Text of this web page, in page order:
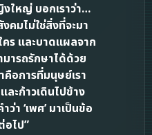
ใหญ่ บอกเราว่า…
คมไม่ใช่สิ่งที่จะมา
คร และบาดแผลจาก
มารถรักษาได้ด้วย
อการที่มนุษย์เรา
ละก้าวเดินไปข้าง
า ‘เพศ’ มาเป็นข้อ
อไป”